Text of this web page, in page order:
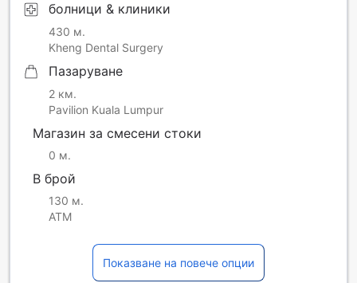
болници & клиники
430 м.
Kheng Dental Surgery
Пазаруване
2 км.
Pavilion Kuala Lumpur
Магазин за смесени стоки
0 м.
В брой
130 м.
ATM
Показване на повече опции